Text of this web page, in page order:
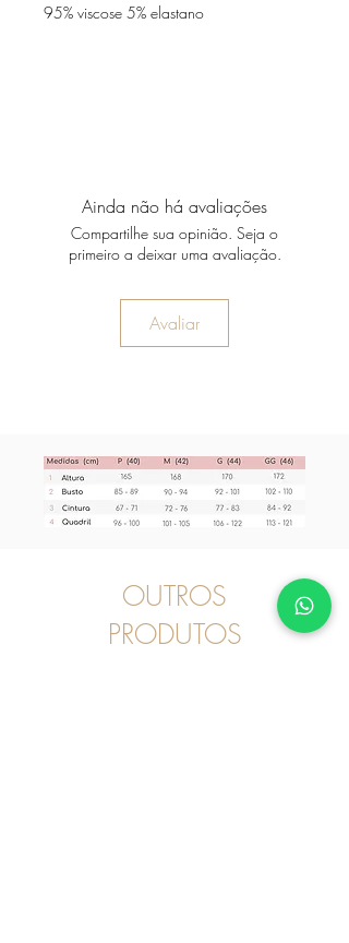
95% viscose 5% elastano
Ainda não há avaliações
Compartilhe sua opinião. Seja o
primeiro a deixar uma avaliação.
Avaliar
OUTROS
PRODUTOS